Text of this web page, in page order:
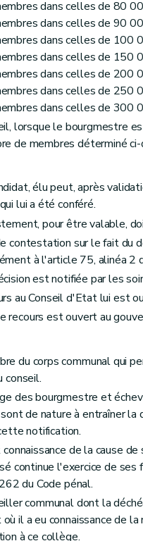
incompatibilités
la suspension et de la
réunions et des délibérations
Dispositions générales
réunions
dans celles de 80
dans celles de 90
dans celles de 100
dans celles de 150
dans celles de 200
dans celles de 250
dans celles de 300
lorsque le bourgmestre
de membres déterminé
élu peut, après
lui a été conféré.
pour être valable,
contestation sur le fait du
à l'article 75, alinéa
est notifiée par les
au Conseil d'Etat lui est
recours est ouvert au
du corps communal qui
conseil.
des bourgmestre et
de nature à entraîner la
notification.
connaissance de la cause
continue l'exercice de ses
du Code pénal.
communal dont la
il a eu connaissance de
à ce collège.